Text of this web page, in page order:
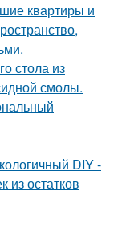
квартиры и
стола из
смолы.
DIY -
из остатков